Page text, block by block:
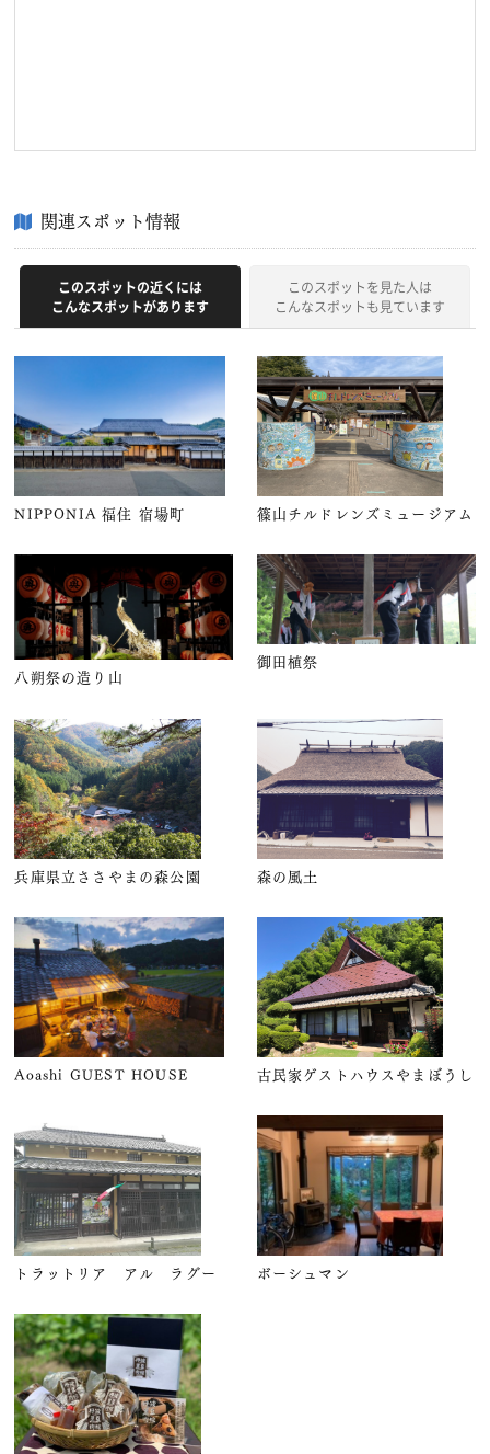
関連スポット情報
このスポットの近くには
こんなスポットがあります
このスポットを見た人は
こんなスポットも見ています
NIPPONIA 福住 宿場町 篠山チルドレンズミュージアム
八朔祭の造り山
御田植祭
兵庫県立ささやまの森公園 森の風土
Aoashi GUEST HOUSE 古民家ゲストハウスやまぼうし
トラットリア アル ラグー ボーシュマン